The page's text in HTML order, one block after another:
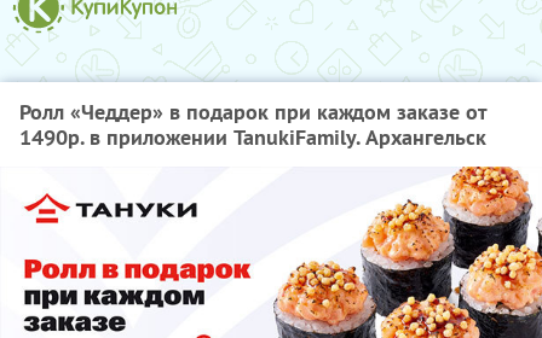
Ролл «Чеддер» в подарок при каждом заказе от
1490р. в приложении TanukiFamily. Архангельск